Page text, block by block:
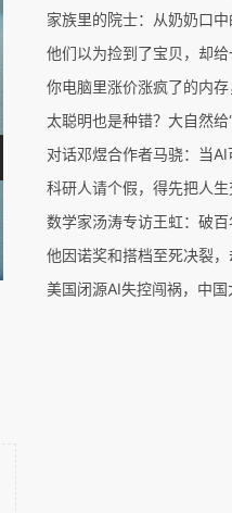
他们以为捡到了宝贝，却